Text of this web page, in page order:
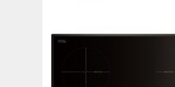
Măt kính Schott Ceran nổi
Bếp EH-MIX536 sử dụng
bền đẹp. Mặt kính Schott có